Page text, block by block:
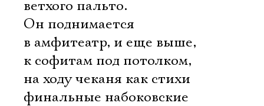
ветхого пальто.
Он поднимается
в амфитеатр, и еще выше,
к софитам под потолком,
на ходу чеканя как стихи
финальные набоковские